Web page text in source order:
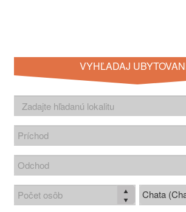
VYHĽADAJ
Chata